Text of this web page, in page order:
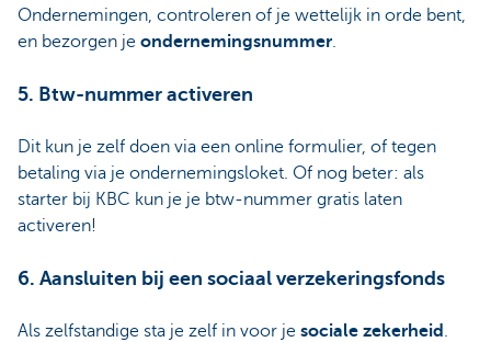
Ondernemingen, controleren of je wettelijk in orde bent,
en bezorgen je ondernemingsnummer
5. Btw-nummer activeren
Dit kun je zelf doen via een online formulier, of tegen
betaling via je ondernemingsloket. Of nog beter: als
starter bij KBC kun je je btw-nummer gratis laten
activeren!
6. Aansluiten bij een sociaal verzekeringsfonds
Als zelfstandige sta je zelf in voor je sociale zekerheid